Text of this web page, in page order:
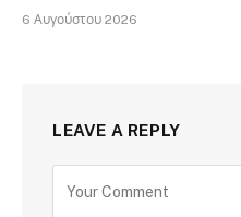
6 Αυγούστου 2026
LEAVE A REPLY